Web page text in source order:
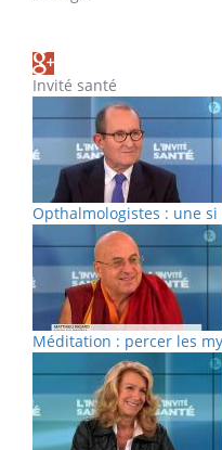
Invité santé
Opthalmologistes : une
Méditation : percer les